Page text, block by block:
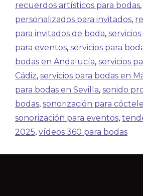
recuerdos artísticos para bodas,
personalizados para invitados,
para invitados de boda,
para eventos, servicios para
bodas en Andalucía, servicios
Cádiz, servicios para bodas en
para bodas en Sevilla, sonido
bodas, sonorización para
sonorización para eventos,
2025, vídeos 360 para bodas